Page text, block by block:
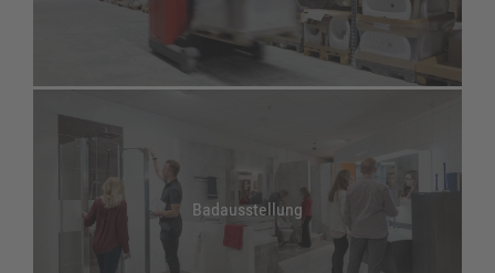
Badausstellung